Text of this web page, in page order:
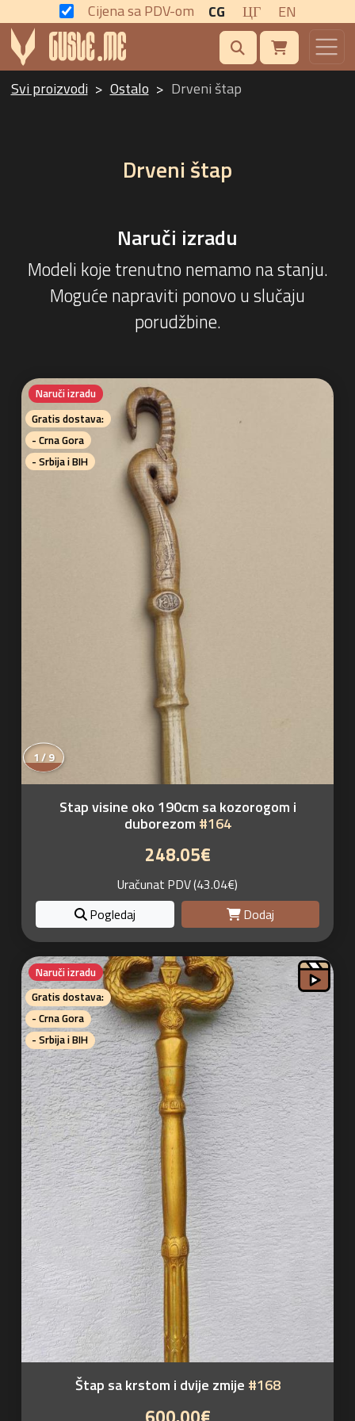
Cijena sa PDV-om CG ЦГ EN
Svi proizvodi Ostalo Drveni štap
Drveni štap
Naruči izradu
Modeli koje trenutno nemamo na stanju.
Moguće napraviti ponovo u slučaju
porudžbine.
Naruči izradu
Gratis dostava:
- Crna Gora
- Srbija i BIH
1 / 9
Stap visine oko 190cm sa kozorogom i
duborezom #164
248.05€
Uračunat PDV (43.04€)
Pogledaj
Dodaj
Naruči izradu
Gratis dostava:
- Crna Gora
- Srbija i BIH
Štap sa krstom i dvije zmije #168